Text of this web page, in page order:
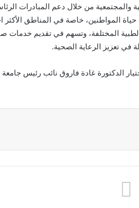
والمجتمعية من خلال دعم المبادرات
المواطنين، خاصة في المناطق الأكثر
المختلفة، وتسهم في تقديم
في تعزيز الرعاية الصحية.
الدكتورة غادة فاروق نائب رئيس